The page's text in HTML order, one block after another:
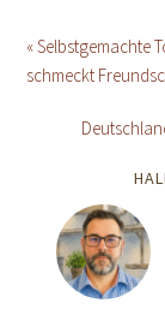
« Selbstgemachte
schmeckt